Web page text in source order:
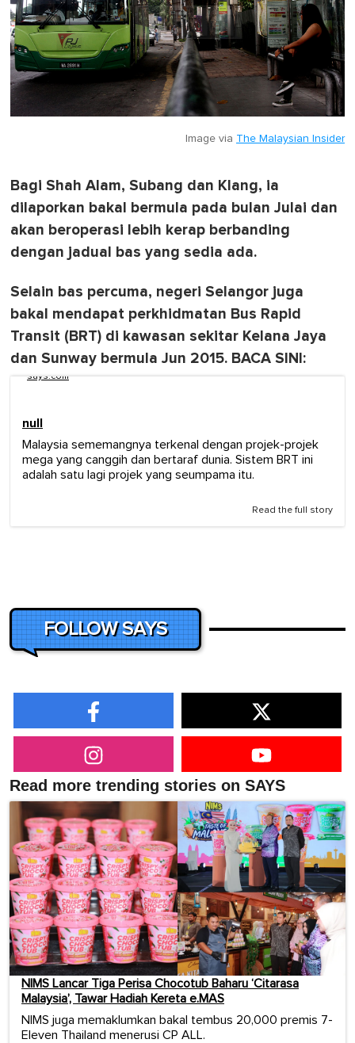
Image via The Malaysian Insider
Bagi Shah Alam, Subang dan Klang, ia
dilaporkan bakal bermula pada bulan Julai dan
akan beroperasi lebih kerap berbanding
dengan jadual bas yang sedia ada.
Selain bas percuma, negeri Selangor juga
bakal mendapat perkhidmatan Bus Rapid
Transit (BRT) di kawasan sekitar Kelana Jaya
dan Sunway bermula Jun 2015. BACA SINI:
says.com
null
Malaysia sememangnya terkenal dengan projek-projek
mega yang canggih dan bertaraf dunia. Sistem BRT ini
adalah satu lagi projek yang seumpama itu.
Read the full story
FOLLOW SAYS
Read more trending stories on SAYS
NIMS Lancar Tiga Perisa Chocotub Baharu ‘Citarasa
Malaysia’, Tawar Hadiah Kereta e.MAS
NIMS juga memaklumkan bakal tembus 20,000 premis 7-
Eleven Thailand menerusi CP ALL.